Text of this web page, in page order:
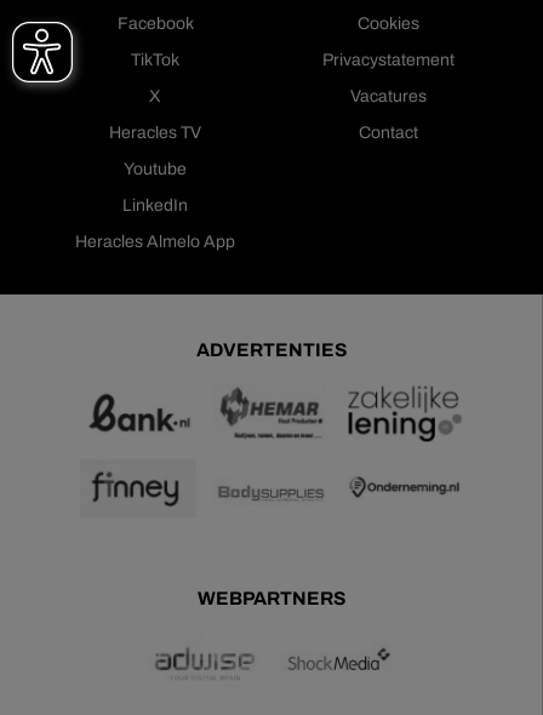
Facebook
TikTok
X
Heracles TV
Youtube
LinkedIn
Heracles Almelo App
Cookies
Privacystatement
Vacatures
Contact
ADVERTENTIES
WEBPARTNERS